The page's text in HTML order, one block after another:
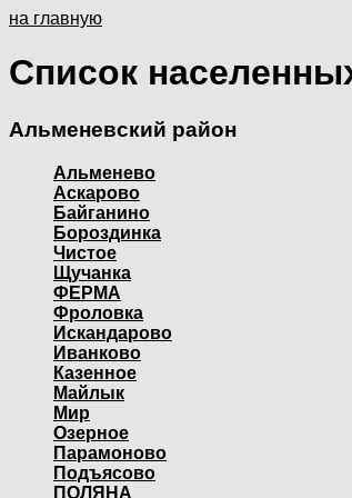
на главную
Список
Альменевский район
Альменево
Аскарово
Байганино
Бороздинка
Чистое
Щучанка
ФЕРМА
Фроловка
Искандарово
Иванково
Казенное
Майлык
Мир
Озерное
Парамоново
Подъясово
ПОЛЯНА